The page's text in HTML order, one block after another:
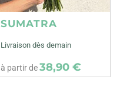
SUMATRA
Livraison dès demain
à partir de38,90 €